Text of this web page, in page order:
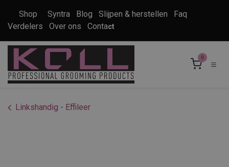
Shop Syntra Blog Slijpen & herstellen
Faq
Verdelers
Over ons Contact
0
Linkshandig - Effileer